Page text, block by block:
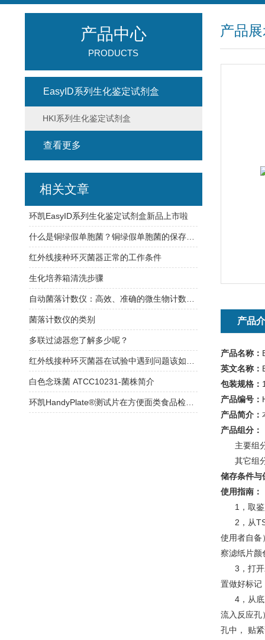
产品
产品
产品名称：
英文名称：
包装规格：
产品编号：
产品简介：
产品组分：
主要组分
其它组分
储存条件与
使用指南：
1，取鉴
2，从
使用者自备
察滤纸片颜
3，打开
置做好标记
4，从底
流入反应孔
孔中， 贴
产品中心
PRODUCTS
EasyID系列生化鉴定试剂盒
HKI系列生化鉴定试剂盒
查看更多
相关文章
环凯EasyID系列生化鉴定试剂盒新品上市啦
红外线接种环灭菌器正常的工作条件
生化培养箱清洗步骤
菌落计数仪的类别
多联过滤器您了解多少呢？
白色念珠菌 ATCC10231-菌株简介